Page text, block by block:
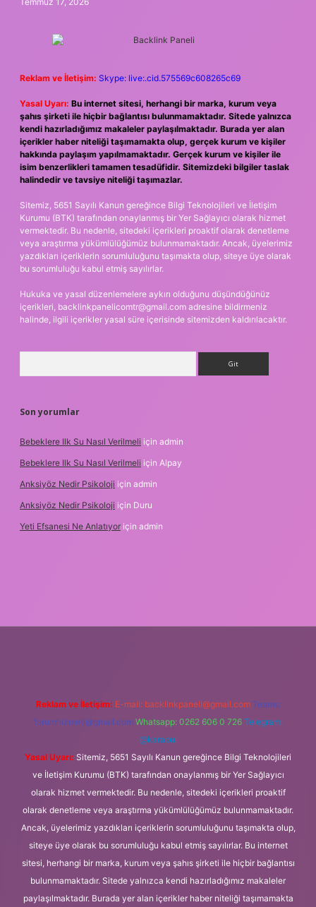
Reklam ve İletişim: Skype: live:.cid.575569c608265c69
Yasal Uyarı: Bu internet sitesi, herhangi bir marka, kurum veya
şahıs şirketi ile hiçbir bağlantısı bulunmamaktadır. Sitede yalnızca
kendi hazırladığımız makaleler paylaşılmaktadır. Burada yer alan
içerikler haber niteliği taşımamakta olup, gerçek kurum ve kişiler
hakkında paylaşım yapılmamaktadır. Gerçek kurum ve kişiler ile
isim benzerlikleri tamamen tesadüfidir. Sitemizdeki bilgiler taslak
halindedir ve tavsiye niteliği taşımazlar.
Sitemiz, 5651 Sayılı Kanun gereğince Bilgi Teknolojileri ve İletişim
Kurumu (BTK) tarafından onaylanmış bir Yer Sağlayıcı olarak hizmet
vermektedir. Bu nedenle, sitedeki içerikleri proaktif olarak denetleme
veya araştırma yükümlülüğümüz bulunmamaktadır. Ancak, üyelerimiz
yazdıkları içeriklerin sorumluluğunu taşımakta olup, siteye üye olarak
bu sorumluluğu kabul etmiş sayılırlar.
Hukuka ve yasal düzenlemelere aykırı olduğunu düşündüğünüz
içerikleri, backlinkpanelicomtr@gmail.com adresine bildirmeniz
halinde, ilgili içerikler yasal süre içerisinde sitemizden kaldırılacaktır.
Son yorumlar
Bebeklere Ilk Su Nasıl Verilmeli için admin
Bebeklere Ilk Su Nasıl Verilmeli için Alpay
Anksiyöz Nedir Psikoloji için admin
Anksiyöz Nedir Psikoloji için Duru
Yeti Efsanesi Ne Anlatıyor için admin
Reklam ve İletişim: E-mail: backlinkpaneli@gmail.com Teams:
forumhizmeti@gmail.com Whatsapp: 0262 606 0 726 Telegram:
@karabul
Yasal Uyarı: Sitemiz, 5651 Sayılı Kanun gereğince Bilgi Teknolojileri
ve İletişim Kurumu (BTK) tarafından onaylanmış bir Yer Sağlayıcı
olarak hizmet vermektedir. Bu nedenle, sitedeki içerikleri proaktif
olarak denetleme veya araştırma yükümlülüğümüz bulunmamaktadır.
Ancak, üyelerimiz yazdıkları içeriklerin sorumluluğunu taşımakta olup,
siteye üye olarak bu sorumluluğu kabul etmiş sayılırlar. Bu internet
sitesi, herhangi bir marka, kurum veya şahıs şirketi ile hiçbir bağlantısı
bulunmamaktadır. Sitede yalnızca kendi hazırladığımız makaleler
paylaşılmaktadır. Burada yer alan içerikler haber niteliği taşımamakta